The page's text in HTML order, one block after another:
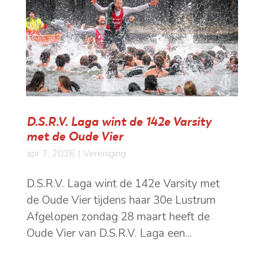
D.S.R.V. Laga wint de 142e Varsity
met de Oude Vier
apr 7, 2026 | Vereniging
D.S.R.V. Laga wint de 142e Varsity met
de Oude Vier tijdens haar 30e Lustrum
Afgelopen zondag 28 maart heeft de
Oude Vier van D.S.R.V. Laga een...